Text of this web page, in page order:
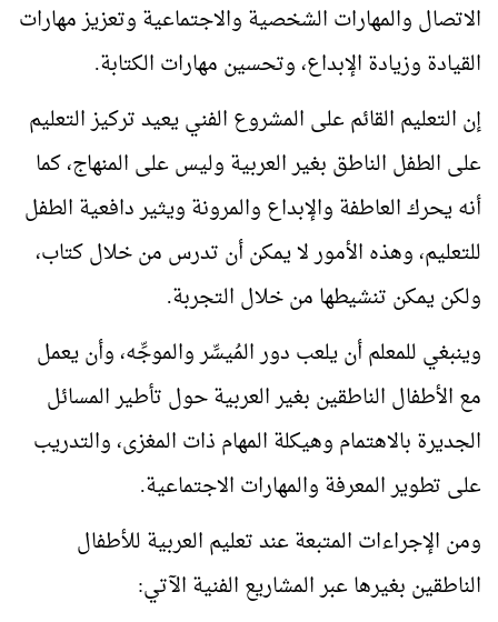
الاتصال والمهارات الشخصية والاجتماعية وتعزيز مهارات
القيادة وزيادة الإبداع، وتحسين مهارات الكتابة.
إن التعليم القائم على المشروع الفني يعيد تركيز التعليم
على الطفل الناطق بغير العربية وليس على المنهاج، كما
أنه يحرك العاطفة والإبداع والمرونة ويثير دافعية الطفل
للتعليم، وهذه الأمور لا يمكن أن تدرس من خلال كتاب،
ولكن يمكن تنشيطها من خلال التجربة.
وينبغي للمعلم أن يلعب دور المُيسِّر والموجِّه، وأن يعمل
مع الأطفال الناطقين بغير العربية حول تأطير المسائل
الجديرة بالاهتمام وهيكلة المهام ذات المغزى، والتدريب
على تطوير المعرفة والمهارات الاجتماعية.
ومن الإجراءات المتبعة عند تعليم العربية للأطفال
الناطقين بغيرها عبر المشاريع الفنية الآتي: